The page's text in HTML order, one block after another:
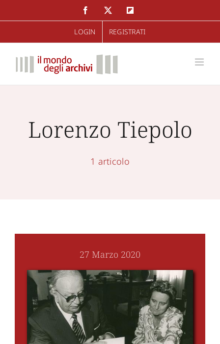
al
FacebookTwitter
LOGIN REGISTRATI
Lorenzo Tiepolo
1 articolo
27 Marzo 2020